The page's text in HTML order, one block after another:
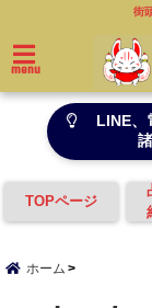
街
menu
LINE、電
TOPページ
ホーム